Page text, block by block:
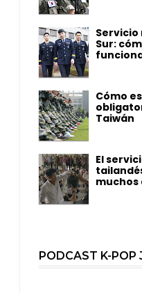
Servicio
Sur:
Cómo
Taiwán
El
muchos
PODCAST K-POP